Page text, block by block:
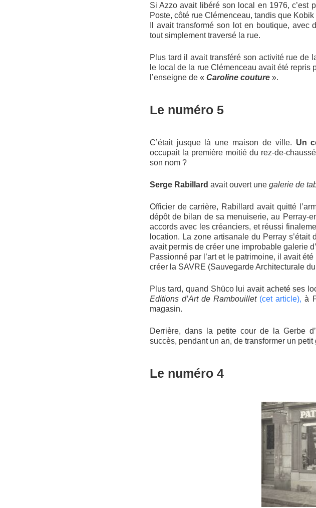
Si Azzo avait libéré son local en 1976, c’est
Poste, côté rue Clémenceau, tandis que
Il avait transformé son lot en boutique,
tout simplement traversé la rue.
Plus tard il avait transféré son activité rue de
le local de la rue Clémenceau avait été repris
l’enseigne de « Caroline couture ».
Le numéro 5
C’était jusque là une maison de ville. Un
occupait la première moitié du rez-de-
son nom ?
Serge Rabillard avait ouvert une galerie de
Officier de carrière, Rabillard avait quitté
dépôt de bilan de sa menuiserie, au Perray-
accords avec les créanciers, et réussi
location. La zone artisanale du Perray
avait permis de créer une improbable galerie
Passionné par l’art et le patrimoine, il avait
créer la SAVRE (Sauvegarde Architecturale
Plus tard, quand Shüco lui avait acheté ses
Editions d’Art de Rambouillet (cet article), à
magasin.
Derrière, dans la petite cour de la Gerbe
succès, pendant un an, de transformer un
Le numéro 4